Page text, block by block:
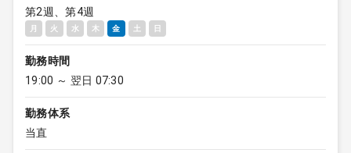
第2週、第4週
月 火 水 木 金 土 日
勤務時間
19:00 ～ 翌日 07:30
勤務体系
当直